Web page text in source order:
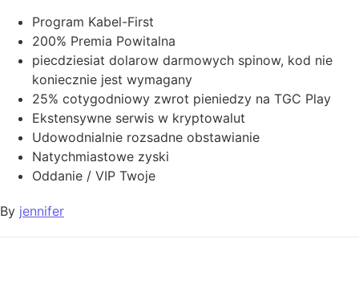
Program Kabel-First
200% Premia Powitalna
piecdziesiat dolarow darmowych spinow, kod nie
koniecznie jest wymagany
25% cotygodniowy zwrot pieniedzy na TGC Play
Ekstensywne serwis w kryptowalut
Udowodnialnie rozsadne obstawianie
Natychmiastowe zyski
Oddanie / VIP Twoje
By jennifer